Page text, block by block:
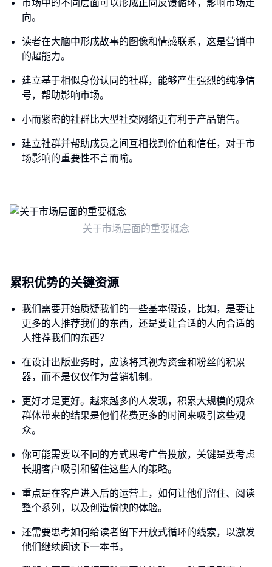
市场中的不同层面可以形成正向反馈循环，影响市场走
向。
读者在大脑中形成故事的图像和情感联系，这是营销中
的超能力。
建立基于相似身份认同的社群，能够产生强烈的纯净信
号，帮助影响市场。
小而紧密的社群比大型社交网络更有利于产品销售。
建立社群并帮助成员之间互相找到价值和信任，对于市
场影响的重要性不言而喻。
关于市场层面的重要概念
累积优势的关键资源
我们需要开始质疑我们的一些基本假设，比如，是要让
更多的人推荐我们的东西，还是要让合适的人向合适的
人推荐我们的东西？
在设计出版业务时，应该将其视为资金和粉丝的积累
器，而不是仅仅作为营销机制。
更好才是更好。越来越多的人发现，积累大规模的观众
群体带来的结果是他们花费更多的时间来吸引这些观
众。
你可能需要以不同的方式思考广告投放，关键是要考虑
长期客户吸引和留住这些人的策略。
重点是在客户进入后的运营上，如何让他们留住、阅读
整个系列，以及创造愉快的体验。
还需要思考如何给读者留下开放式循环的线索，以激发
他们继续阅读下一本书。